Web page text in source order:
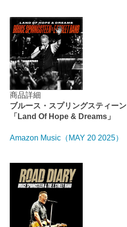
商品詳細
ブルース・スプリングスティーン
「Land Of Hope & Dreams」
Amazon Music（MAY 20 2025）